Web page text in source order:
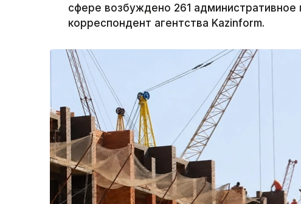
сфере возбуждено 261 административное
корреспондент агентства Kazinform.